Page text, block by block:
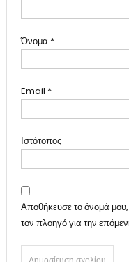
Όνομα *
Email *
Ιστότοπος
Αποθήκευσε το όνομά
τον πλοηγό για την